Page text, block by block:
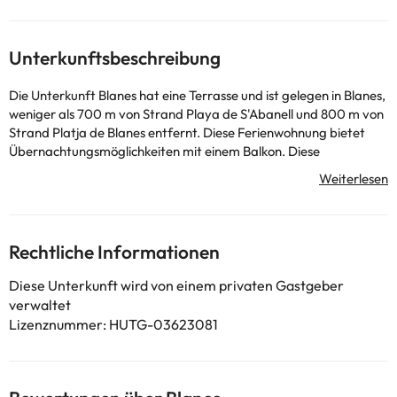
Unterkunftsbeschreibung
Die Unterkunft Blanes hat eine Terrasse und ist gelegen in Blanes,
weniger als 700 m von Strand Playa de S'Abanell und 800 m von
Strand Platja de Blanes entfernt. Diese Ferienwohnung bietet
Übernachtungsmöglichkeiten mit einem Balkon. Diese
Ferienwohnung mit Klimaanlage besteht aus 2 Schlafzimmern,
einem Wohnzimmer, einer voll ausgestatteten Küche mit einem
Ferienwohnung werden Handtücher und Bettwäsche angeboten.
Strand Cala Sa Forcanera liegt 1,3 km von der Unterkunft Blanes
entfernt, während Erlebnisbad Water World 6,4 km von der
Unterkunft entfernt ist. Der nächstgelegene Flughafen ist der
Flughafen Girona-Costa Brava, 35 km von der Unterkunft Blanes
erlaubt. Von einem privaten Gastgeber geführt
Rechtliche Informationen
Diese Unterkunft wird von einem privaten Gastgeber
verwaltet
Lizenznummer: HUTG-03623081